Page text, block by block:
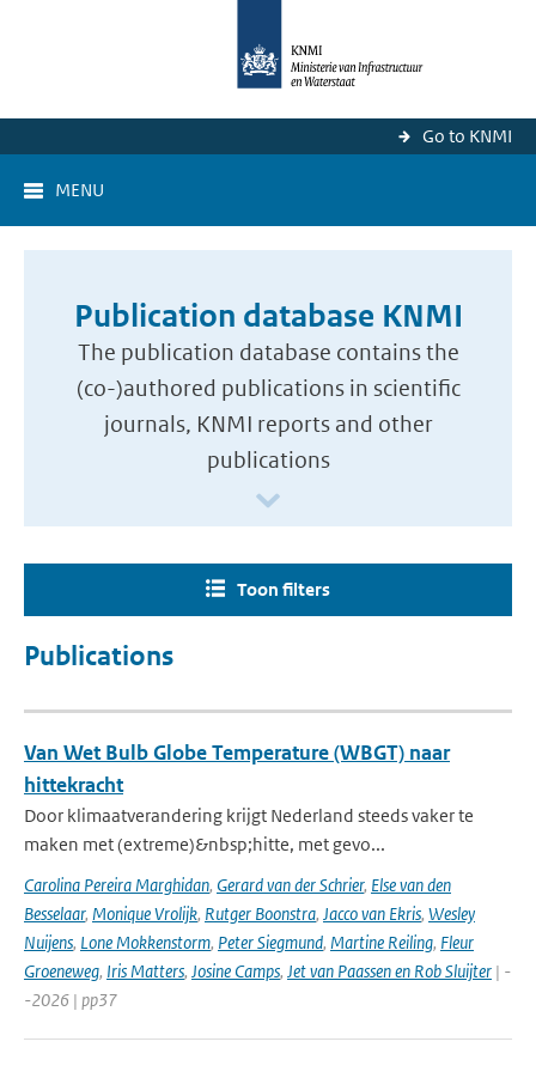
Go to KNMI
MENU
Publication database KNMI
The publication database contains the
(co-)authored publications in scientific
journals, KNMI reports and other
publications
Toon filters
Publications
Van Wet Bulb Globe Temperature (WBGT) naar
hittekracht
Door klimaatverandering krijgt Nederland steeds vaker te
maken met (extreme)&nbsp;hitte, met gevo...
Carolina Pereira Marghidan, Gerard van der Schrier, Else van den
Besselaar, Monique Vrolijk, Rutger Boonstra, Jacco van Ekris, Wesley
Nuijens, Lone Mokkenstorm, Peter Siegmund, Martine Reiling, Fleur
Groeneweg, Iris Matters, Josine Camps, Jet van Paassen en Rob Sluijter | -
-2026 | pp37